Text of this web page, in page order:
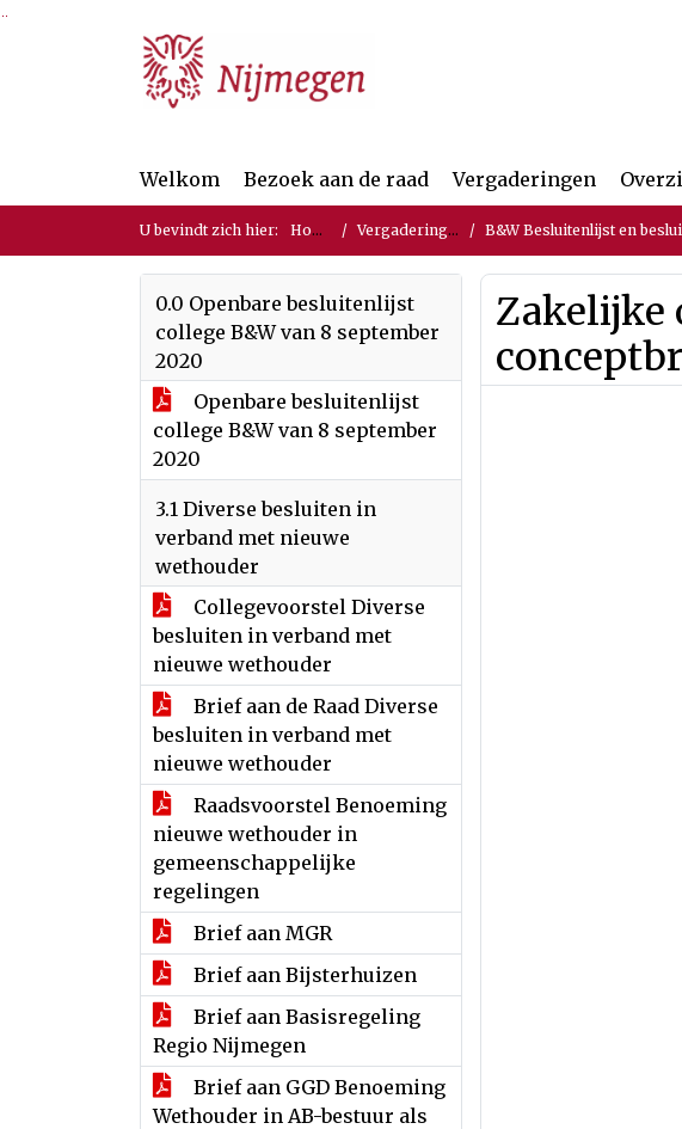
Ga naar de inhoud van deze pagina
Ga naar het zoeken
Ga naar het menu
Welkom Bezoek aan de raad Vergaderingen
U bevindt zich hier: Home Vergaderingen B&W Besluitenlijst en
0.0 Openbare besluitenlijst
college B&W van 8 september
2020
Openbare besluitenlijst
college B&W van 8 september
2020
3.1 Diverse besluiten in
verband met nieuwe
wethouder
Collegevoorstel Diverse
besluiten in verband met
nieuwe wethouder
Brief aan de Raad Diverse
besluiten in verband met
nieuwe wethouder
Raadsvoorstel Benoeming
nieuwe wethouder in
gemeenschappelijke
regelingen
Brief aan MGR
Brief aan Bijsterhuizen
Brief aan Basisregeling
Regio Nijmegen
Brief aan GGD Benoeming
Wethouder in AB-bestuur als
Zakelijke